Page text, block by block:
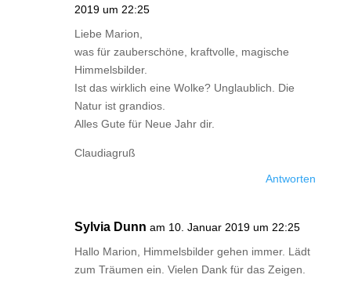
2019 um 22:25
Liebe Marion,
was für zauberschöne, kraftvolle, magische
Himmelsbilder.
Ist das wirklich eine Wolke? Unglaublich. Die
Natur ist grandios.
Alles Gute für Neue Jahr dir.
Claudiagruß
Antworten
Sylvia Dunn am 10. Januar 2019 um 22:25
Hallo Marion, Himmelsbilder gehen immer. Lädt
zum Träumen ein. Vielen Dank für das Zeigen.